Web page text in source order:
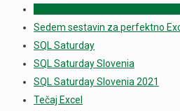
Sedem sestavin za perfektno
SQL Saturday
SQL Saturday Slovenia
SQL Saturday Slovenia 2021
Tečaj Excel